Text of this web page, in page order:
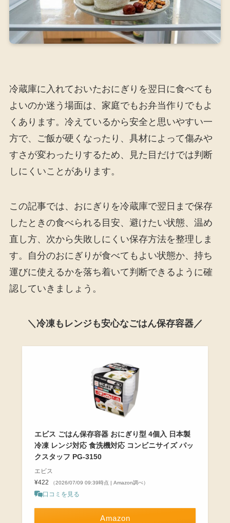
冷蔵庫に入れておいたおにぎりを翌日に食べても
よいのか迷う場面は、家庭でもお弁当作りでもよ
くあります。冷えているから安全と思いやすい一
方で、ご飯が硬くなったり、具材によって傷みや
すさが変わったりするため、見た目だけでは判断
しにくいことがあります。
この記事では、おにぎりを冷蔵庫で翌日まで保存
したときの食べられる目安、避けたい状態、温め
直し方、次から失敗しにくい保存方法を整理しま
す。自分のおにぎりが食べてもよい状態か、持ち
運びに使えるかを落ち着いて判断できるように確
認していきましょう。
＼冷凍もレンジも安心なごはん保存容器／
エビス ごはん保存容器 おにぎり型 4個入 日本製
冷凍 レンジ対応 食洗機対応 コンビニサイズ パッ
クスタッフ PG-3150
エビス
¥422
（2026/07/09 09:39時点 | Amazon調べ）
口コミを見る
Amazon